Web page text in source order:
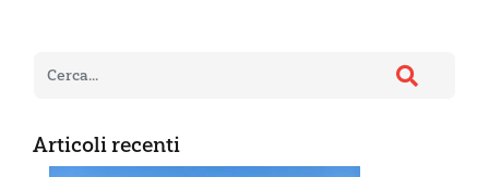
Articoli recenti